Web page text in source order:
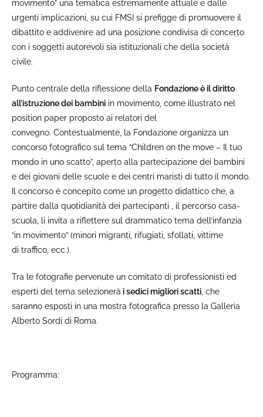
movimento” una tematica estremamente attuale e dalle
urgenti implicazioni, su cui FMSI si prefigge di promuovere il
dibattito e addivenire ad una posizione condivisa di concerto
con i soggetti autorevoli sia istituzionali che della società
civile.
Punto centrale della riflessione della Fondazione è il diritto
all’istruzione dei bambini in movimento, come illustrato nel
position paper proposto ai relatori del
convegno. Contestualmente, la Fondazione organizza un
concorso fotografico sul tema “Children on the move – Il tuo
mondo in uno scatto”, aperto alla partecipazione dei bambini
e dei giovani delle scuole e dei centri maristi di tutto il mondo.
Il concorso è concepito come un progetto didattico che, a
partire dalla quotidianità dei partecipanti , il percorso casa-
scuola, li invita a riflettere sul drammatico tema dell’infanzia
“in movimento” (minori migranti, rifugiati, sfollati, vittime
di traffico, ecc.).
Tra le fotografie pervenute un comitato di professionisti ed
esperti del tema selezionerà i sedici migliori scatti , che
saranno esposti in una mostra fotografica presso la Galleria
Alberto Sordi di Roma.
Programma: